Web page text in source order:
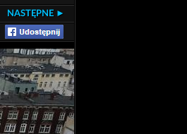
NASTĘPNE ►